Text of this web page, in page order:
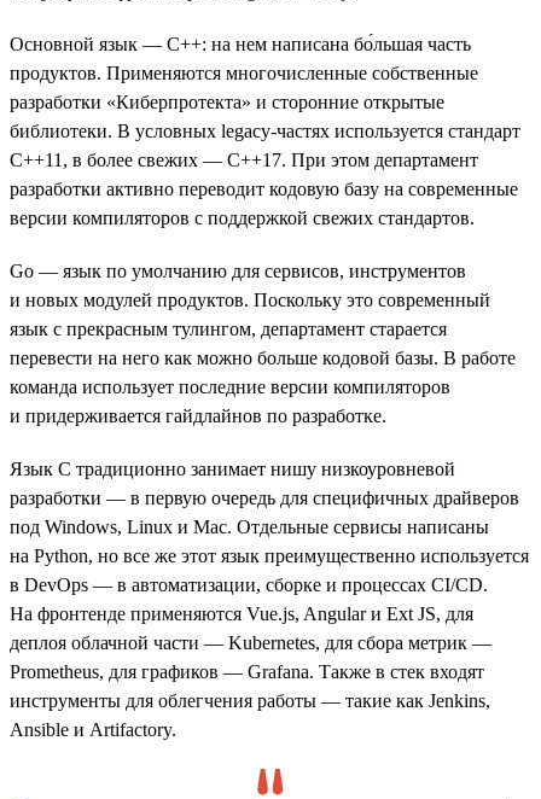
Основной язык — C++: на нем написана бо́льшая часть
продуктов. Применяются многочисленные собственные
разработки «Киберпротекта» и сторонние открытые
библиотеки. В условных legacy-частях используется стандарт
C++11, в более свежих — С++17. При этом департамент
разработки активно переводит кодовую базу на современные
версии компиляторов с поддержкой свежих стандартов.
Go — язык по умолчанию для сервисов, инструментов
и новых модулей продуктов. Поскольку это современный
язык с прекрасным тулингом, департамент старается
перевести на него как можно больше кодовой базы. В работе
команда использует последние версии компиляторов
и придерживается гайдлайнов по разработке.
Язык C традиционно занимает нишу низкоуровневой
разработки — в первую очередь для специфичных драйверов
под Windows, Linux и Mac. Отдельные сервисы написаны
на Python, но все же этот язык преимущественно используется
в DevOps — в автоматизации, сборке и процессах CI/CD.
На фронтенде применяются Vue.js, Angular и Ext JS, для
деплоя облачной части — Kubernetes, для сбора метрик —
Prometheus, для графиков — Grafana. Также в стек входят
инструменты для облегчения работы — такие как Jenkins,
Ansible и Artifactory.